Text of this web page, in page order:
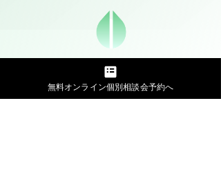
料金プラン
​キャンセルポリシーはこちら
無料オンライン個別相談会予約へ